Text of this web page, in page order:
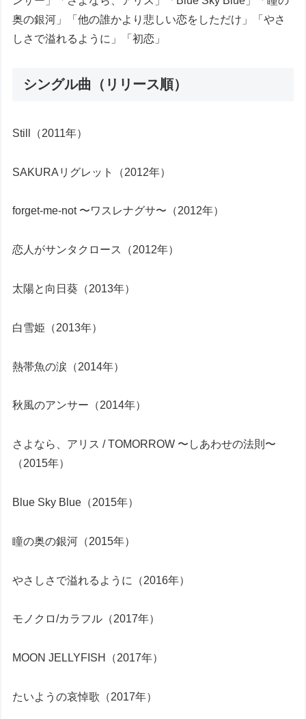
奥の銀河」「他の誰かより悲しい恋をしただけ」「やさ
しさで溢れるように」「初恋」
シングル曲（リリース順）
Still（2011年）
SAKURAリグレット（2012年）
forget-me-not 〜ワスレナグサ〜（2012年）
恋人がサンタクロース（2012年）
太陽と向日葵（2013年）
白雪姫（2013年）
熱帯魚の涙（2014年）
秋風のアンサー（2014年）
さよなら、アリス / TOMORROW 〜しあわせの法則〜
（2015年）
Blue Sky Blue（2015年）
瞳の奥の銀河（2015年）
やさしさで溢れるように（2016年）
モノクロ/カラフル（2017年）
MOON JELLYFISH（2017年）
たいようの哀悼歌（2017年）